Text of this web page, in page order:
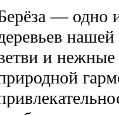
— одно
и